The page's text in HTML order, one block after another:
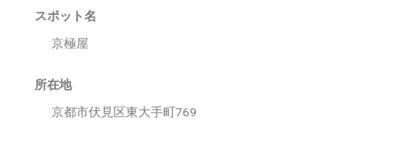
スポット名
京極屋
所在地
京都市伏見区東大手町769